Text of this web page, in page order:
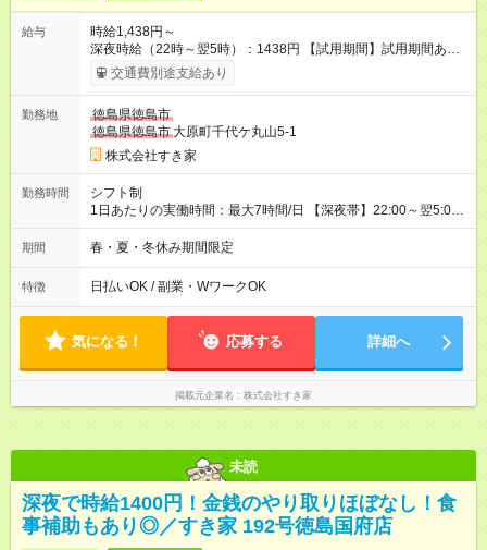
給与
時給1,438円～
深夜時給（22時～翌5時）：1438円 【試用期間】試用期間あり
試用期間の長さ：1ヶ月 雇用形態、給与は本採用時と同じです。
試用期間の実態は30日（※条件変更なし）ですが、切り上げで
同時給）
交通費別途支給あり
勤務地
徳島県徳島市
徳島県徳島市 大原町千代ケ丸山5-1
株式会社すき家
勤務時間
シフト制
1日あたりの実働時間：最大7時間/日 【深夜帯】22:00～翌5:00
週2日～・1日2h～OK◎ ※22:00から翌5:00までは18歳以上の方
のみ勤務可能です（18歳未満の深夜業務禁止のため） ★深夜で
す。 必ず、2名以上での勤務を行いますので、安心して働けま
す。
期間 春・夏・冬休み期間限定
特徴 日払いOK / 副業・WワークOK
気になる！ 応募する 詳細へ
掲載元企業名 株式会社すき家
未読
深夜で時給1400円！金銭のやり取りほぼなし！食
事補助もあり◎／すき家 192号徳島国府店